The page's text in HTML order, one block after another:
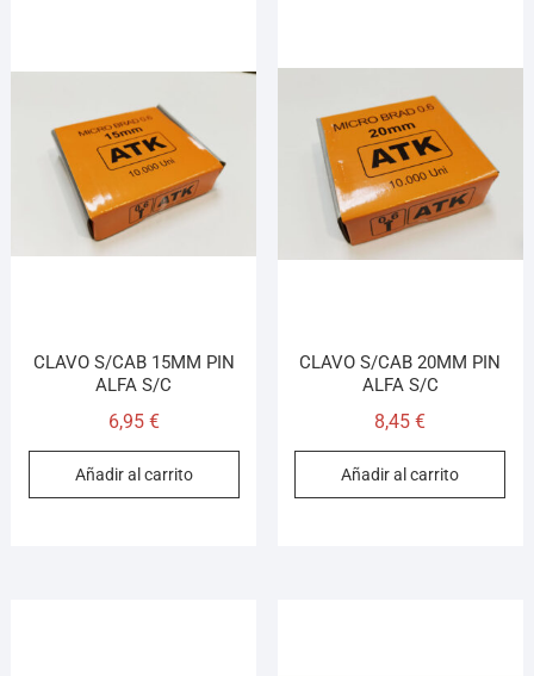
CLAVO S/CAB 15MM PIN
ALFA S/C
6,95 €
Añadir al carrito
CLAVO S/CAB 20MM PIN
ALFA S/C
8,45€
Añadir al carrito